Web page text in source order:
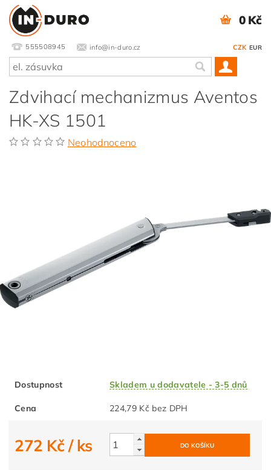
555508945 info@in-duro.cz CZK EUR
0 Kč
Zdvihací mechanizmus Aventos
HK-XS 1501
Neohodnoceno
Dostupnost Skladem u dodavatele - 3-5 dnů
Cena 224,79 Kč bez DPH
272 Kč/ ks